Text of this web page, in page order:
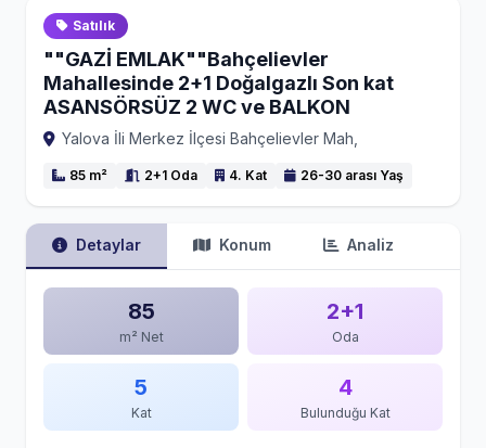
Satılık
""GAZİ EMLAK""Bahçelievler
Mahallesinde 2+1 Doğalgazlı Son kat
ASANSÖRSÜZ 2 WC ve BALKON
Yalova İli Merkez İlçesi Bahçelievler Mah,
85 m² 2+1 Oda 4. Kat 26-30 arası Yaş
Detaylar Konum Analiz
85
m² Net
2+1
Oda
5
Kat
4
Bulunduğu Kat